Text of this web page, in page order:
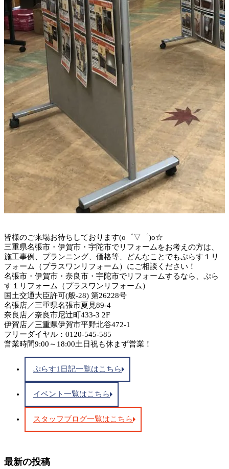
皆様のご来場お待ちしております(o゜▽゜)o☆
三重県名張市・伊賀市・宇陀市でリフォームをお考えの方は、
施工事例、プランニング、価格等、どんなことでもぷらす１リ
フォーム（プラスワンリフォーム）にご相談ください！
名張市・伊賀市・奈良市・宇陀市でリフォームするなら、ぷら
す１リフォーム（プラスワンリフォーム）
国土交通大臣許可(般-28) 第26228号
名張店／三重県名張市夏見89-4
奈良店／奈良市尼辻町433-3 2F
伊賀店／三重県伊賀市平野北谷472-1
フリーダイヤル：0120-545-585
営業時間9:00～18:00土日祝も休まず営業！
ぷらす1日記一覧はこちら
イベント一覧はこちら
スタッフブログ一覧はこちら
最新の投稿